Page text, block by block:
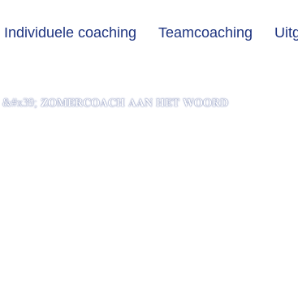
Individuele coaching Teamcoaching
&#x39; 𝐙𝐎𝐌𝐄𝐑𝐂𝐎𝐀𝐂𝐇 𝐀𝐀𝐍 𝐇𝐄𝐓 𝐖𝐎𝐎𝐑𝐃